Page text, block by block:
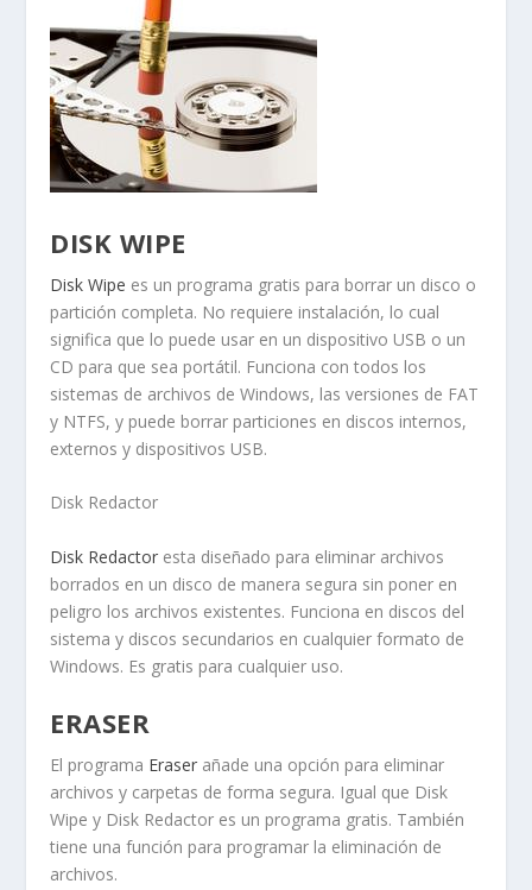
DISK WIPE
Disk Wipe es un programa gratis para borrar un disco o
partición completa. No requiere instalación, lo cual
significa que lo puede usar en un dispositivo USB o un
CD para que sea portátil. Funciona con todos los
sistemas de archivos de Windows, las versiones de FAT
y NTFS, y puede borrar particiones en discos internos,
externos y dispositivos USB.
Disk Redactor
Disk Redactor esta diseñado para eliminar archivos
borrados en un disco de manera segura sin poner en
peligro los archivos existentes. Funciona en discos del
sistema y discos secundarios en cualquier formato de
Windows. Es gratis para cualquier uso.
ERASER
El programa Eraser añade una opción para eliminar
archivos y carpetas de forma segura. Igual que Disk
Wipe y Disk Redactor es un programa gratis. También
tiene una función para programar la eliminación de
archivos.